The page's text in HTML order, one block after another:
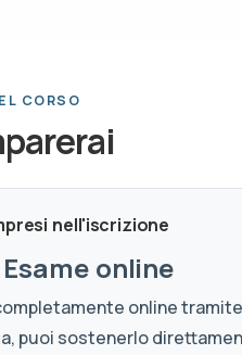
CORSO
nell'iscrizione
Esame online
online tramite
puoi sostenerlo